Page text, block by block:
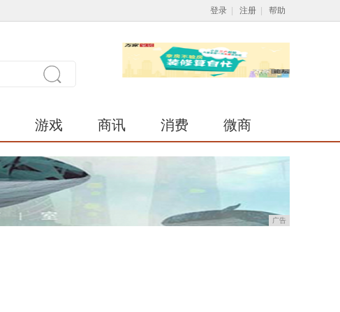
登录 注册 帮助
游戏 商讯 消费 微商
广告